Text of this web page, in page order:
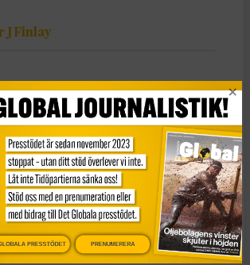
J Finlay
har publicerats i The Conversationunder
licens och har översatts till
Globals redaktion med hjälp av
of Totalitarianismär briljant men
historia, statsvetenskap och filosofi
kan vara mycket förvirrande. Så vad kan
PRESSTÖDET PRENUMERERA